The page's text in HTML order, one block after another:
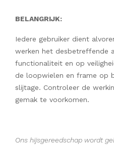
BELANGRIJK:
Iedere gebruiker dient
werken het desbetreffende
functionaliteit en op
de loopwielen en frame op
slijtage. Controleer de
gemak te voorkomen.
Ons hijsgereedschap wordt